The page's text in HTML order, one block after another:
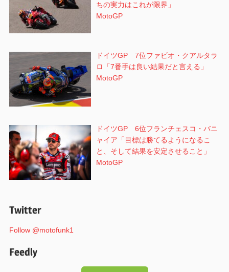
ちの実力はこれが限界」
MotoGP
ドイツGP 7位ファビオ・クアルタラ
ロ「7番手は良い結果だと言える」
MotoGP
ドイツGP 6位フランチェスコ・バニ
ャイア「目標は勝てるようになるこ
と、そして結果を安定させること」
MotoGP
Twitter
Follow @motofunk1
Feedly